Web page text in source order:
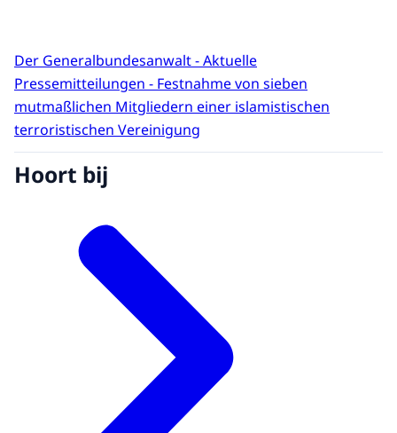
Der Generalbundesanwalt - Aktuelle
Pressemitteilungen - Festnahme von sieben
mutmaßlichen Mitgliedern einer islamistischen
terroristischen Vereinigung
Hoort bij